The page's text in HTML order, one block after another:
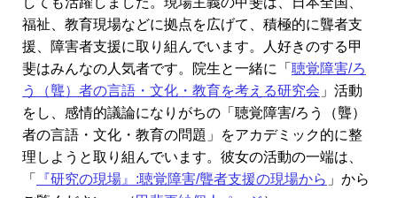
福祉、教育現場などに拠点を広げて、積極的に聾者支
援、障害者支援に取り組んでいます。人好きのする甲
斐はみんなの人気者です。院生と一緒に「 聴覚障害/ろ
う（聾）者の言語・文化・教育を考える研究会 」活動
をし、感情的議論になりがちの「聴覚障害/ろう（聾）
者の言語・文化・教育の問題」をアカデミック的に整
理しようと取り組んでいます。彼女の活動の一端は、
「
『研究の現場』:聴覚障害/聾者支援の現場から 」から